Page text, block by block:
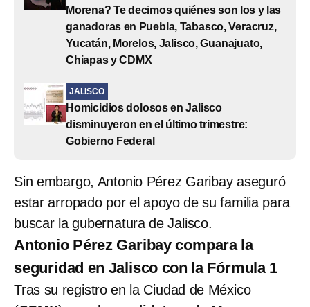
Morena? Te decimos quiénes son los y las
ganadoras en Puebla, Tabasco, Veracruz,
Yucatán, Morelos, Jalisco, Guanajuato,
Chiapas y CDMX
JALISCO
Homicidios dolosos en Jalisco
disminuyeron en el último trimestre:
Gobierno Federal
Sin embargo, Antonio Pérez Garibay aseguró
estar arropado por el apoyo de su familia para
buscar la gubernatura de Jalisco.
Antonio Pérez Garibay compara la
seguridad en Jalisco con la Fórmula 1
Tras su registro en la Ciudad de México